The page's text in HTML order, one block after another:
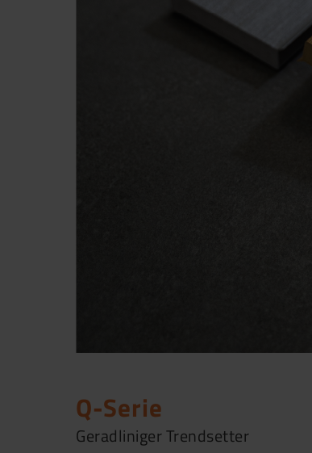
Q-Serie
Geradliniger Trendsetter